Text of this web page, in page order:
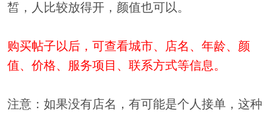
皙，人比较放得开，颜值也可以。
购买帖子以后，可查看城市、店名、年龄、颜
值、价格、服务项目、联系方式等信息。
注意：如果没有店名，有可能是个人接单，这种